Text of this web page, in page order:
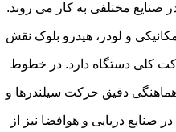
صنایع مختلفی به کار می روند.
و لودر، هیدرو بلوک نقش
کلی دستگاه دارد. در خطوط
دقیق حرکت سیلندرها و
دریایی و هوافضا نیز از